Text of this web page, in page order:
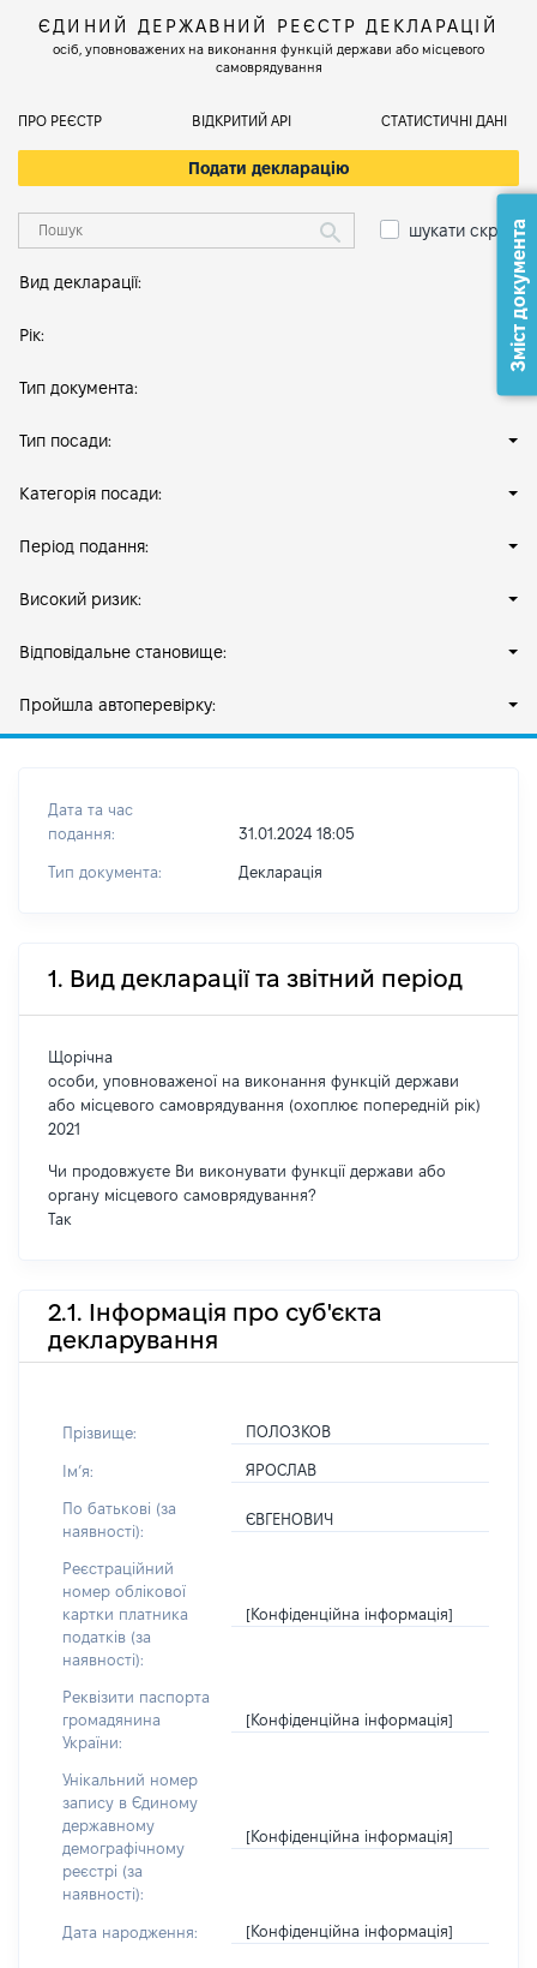
ЄДИНИЙ ДЕРЖАВНИЙ РЕЄСТР ДЕКЛАРАЦІЙ
осіб, уповноважених на виконання функцій держави або місцевого
самоврядування
ПРО РЕЄСТР ВІДКРИТИЙ АРІ СТАТИСТИЧНІ ДАНІ
Подати декларацію
шукати скрізь
Вид декларації:
Рік:
Тип документа:
Тип посади:
Категорія посади:
Період подання:
Високий ризик:
Відповідальне становище:
Пройшла автоперевірку:
Дата та час
подання:
31.01.2024 18:05
Тип документа: Декларація
1. Вид декларації та звітний період
Щорічна
особи, уповноваженої на виконання функцій держави
або місцевого самоврядування (охоплює попередній рік)
2021
Чи продовжуєте Ви виконувати функції держави або
органу місцевого самоврядування?
Так
2.1. Інформація про суб'єкта
декларування
Прізвище: ПОЛОЗКОВ
Імʼя: ЯРОСЛАВ
По батькові (за
наявності):
ЄВГЕНОВИЧ
Реєстраційний
номер облікової
картки платника
податків (за
наявності):
[Конфіденційна інформація]
Реквізити паспорта
громадянина
України:
[Конфіденційна інформація]
Унікальний номер
запису в Єдиному
державному
демографічному
реєстрі (за
наявності):
[Конфіденційна інформація]
Дата народження: [Конфіденційна інформація]
Зміст документа